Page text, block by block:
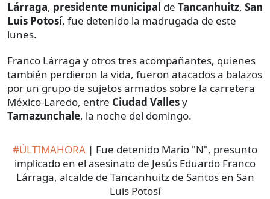
Lárraga, presidente municipal de Tancanhuitz, San
Luis Potosí, fue detenido la madrugada de este
lunes.
Franco Lárraga y otros tres acompañantes, quienes
también perdieron la vida, fueron atacados a balazos
por un grupo de sujetos armados sobre la carretera
México-Laredo, entre Ciudad Vallesy
Tamazunchale, la noche del domingo.
#ÚLTIMAHORA | Fue detenido Mario "N", presunto
implicado en el asesinato de Jesús Eduardo Franco
Lárraga, alcalde de Tancanhuitz de Santos en San
Luis Potosí